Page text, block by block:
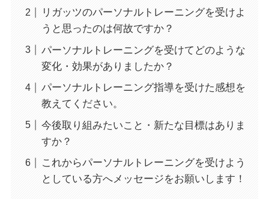
リガッツのパーソナルトレーニングを受けよ
うと思ったのは何故ですか？
パーソナルトレーニングを受けてどのような
変化・効果がありましたか？
パーソナルトレーニング指導を受けた感想を
教えてください。
今後取り組みたいこと・新たな目標はありま
すか？
これからパーソナルトレーニングを受けよう
としている方へメッセージをお願いします！